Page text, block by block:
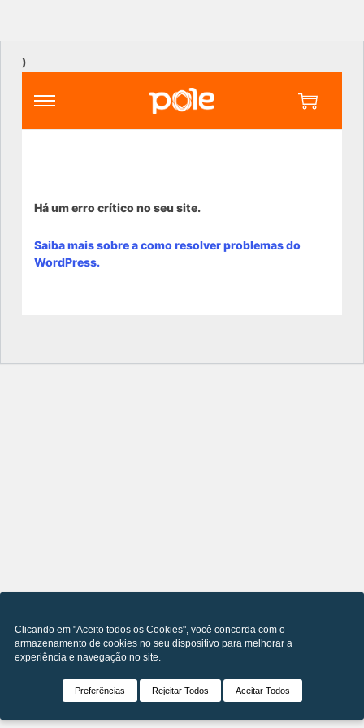
)
Há um erro crítico no seu site.
Saiba mais sobre a como resolver problemas do
WordPress.
Clicando em "Aceito todos os Cookies", você concorda com o
armazenamento de cookies no seu dispositivo para melhorar a
experiência e navegação no site.
Preferências Rejeitar Todos Aceitar Todos